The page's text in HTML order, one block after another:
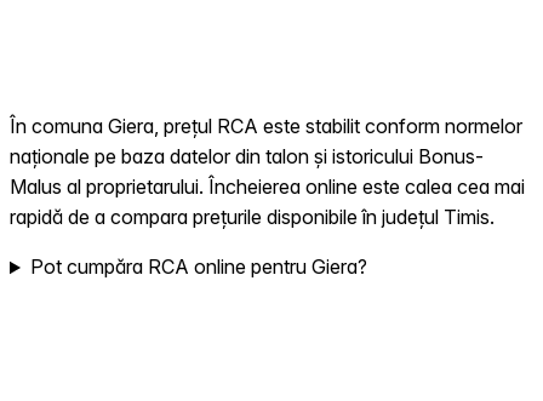
În comuna Giera, prețul RCA este stabilit conform normelor
naționale pe baza datelor din talon și istoricului Bonus-
Malus al proprietarului. Încheierea online este calea cea mai
rapidă de a compara prețurile disponibile în județul Timis.
Pot cumpăra RCA online pentru Giera?